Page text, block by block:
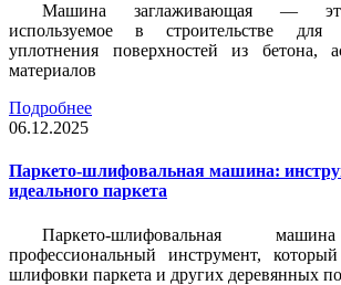
Машина заглаживающая — это
используемое в строительстве
уплотнения поверхностей из бетона,
материалов
Подробнее
06.12.2025
Паркето-шлифовальная машина:
идеального паркета
Паркето-шлифовальная
профессиональный инструмент,
шлифовки паркета и других деревянных